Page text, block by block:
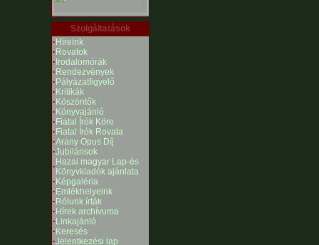
Szolgáltatások
· Híreink
· Rovatok
· Irodalomórák
· Rendezvények
· Pályázatfigyelő
· Kritikák
· Köszöntők
· Könyvajánló
· Fiatal Írók Köre
· Fiatal Írók Rovata
·Arany Opus Díj
·Jubilánsok
· Hazai magyar Lap-és
Könyvkiadók ajánlata
· Képgaléria
· Emlékhelyeink
· Rólunk írták
· Hírek archívuma
· Linkajánló
· Keresés
·Jelentkezési lap